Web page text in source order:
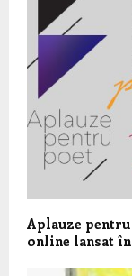
Aplauze
online lansat